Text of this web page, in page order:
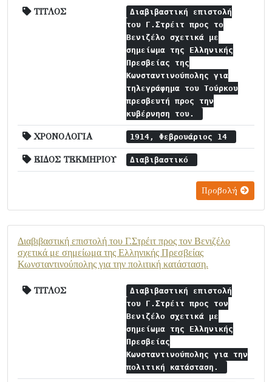
ΤΙΤΛΟΣ
Διαβιβαστική επιστολή
του Γ.Στρέιτ προς το
Βενιζέλο σχετικά με
σημείωμα της Ελληνικής
Πρεσβείας της
Κωνσταντινούπολης για
τηλεγράφημα του Τούρκου
πρεσβευτή προς την
κυβέρνηση του.
ΧΡΟΝΟΛΟΓΙΑ 1914, Φεβρουάριος 14
ΕΙΔΟΣ ΤΕΚΜΗΡΙΟΥ Διαβιβαστικό
Προβολή
Διαβιβαστική επιστολή του Γ.Στρέιτ προς τον Βενιζέλο
σχετικά με σημείωμα της Ελληνικής Πρεσβείας
Κωνσταντινούπολης για την πολιτική κατάσταση.
ΤΙΤΛΟΣ
Διαβιβαστική επιστολή
του Γ.Στρέιτ προς τον
Βενιζέλο σχετικά με
σημείωμα της Ελληνικής
Πρεσβείας
Κωνσταντινούπολης για την
πολιτική κατάσταση.